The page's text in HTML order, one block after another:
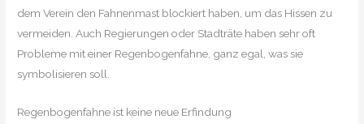
dem Verein den Fahnenmast blockiert haben, um das Hissen zu
vermeiden. Auch Regierungen oder Stadträte haben sehr oft
Probleme mit einer Regenbogenfahne, ganz egal, was sie
symbolisieren soll.
Regenbogenfahne ist keine neue Erfindung